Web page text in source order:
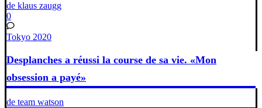
de klaus zaugg
0
Tokyo 2020
Desplanches a réussi la course de sa vie. «Mon
obsession a payé»
de team watson